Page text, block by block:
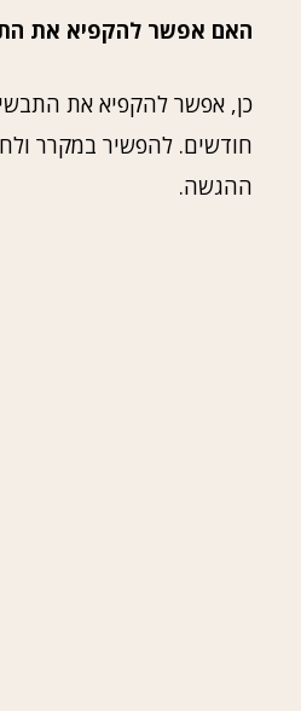
האם אפשר להקפיא את
חודשים. להפשיר במקרר
ההגשה.